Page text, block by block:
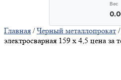
Главная /Черный металлопрокат /
электросварная 159 х 4,5 цена за